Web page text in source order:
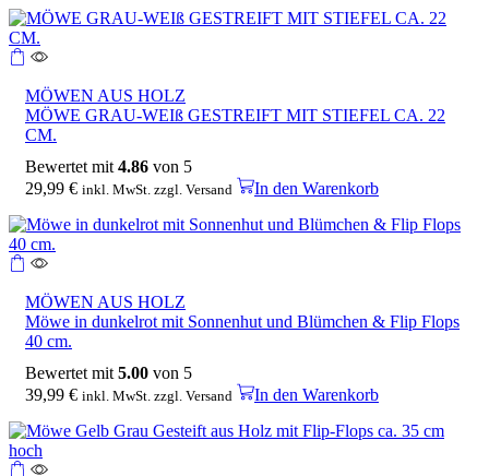
MÖWEN AUS HOLZ
MÖWE GRAU-WEIß GESTREIFT MIT STIEFEL CA. 22
CM.
Bewertet mit 4.86 von 5
29,99 € inkl. MwSt. zzgl. Versand In den Warenkorb
MÖWEN AUS HOLZ
Möwe in dunkelrot mit Sonnenhut und Blümchen & Flip Flops
40 cm.
Bewertet mit 5.00 von 5
39,99 € inkl. MwSt. zzgl. Versand In den Warenkorb